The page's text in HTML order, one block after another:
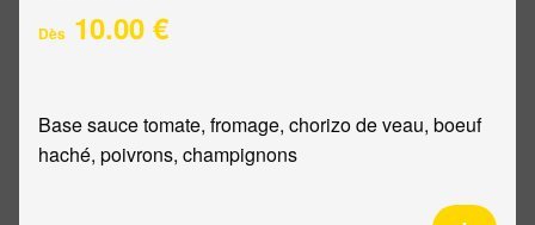
Dès 10.00 €
Base sauce tomate, fromage, chorizo de veau, boeuf
haché, poivrons, champignons